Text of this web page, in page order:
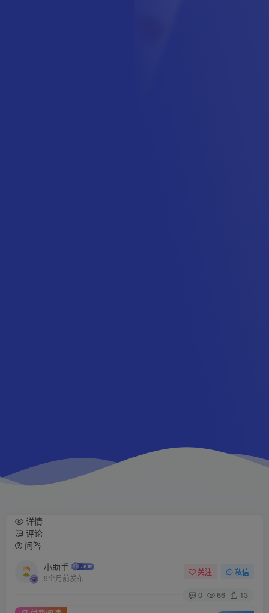
详情
评论
问答
小助手
9个月前发布
关注 私信
0 66
13